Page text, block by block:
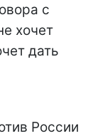
с
хочет
дать
России